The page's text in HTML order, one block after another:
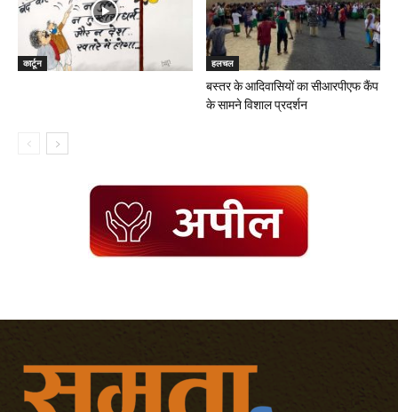
कार्टून हलचल
बस्तर के आदिवासियों का सीआरपीएफ कैंप
के सामने विशाल प्रदर्शन